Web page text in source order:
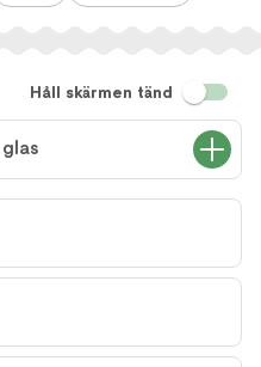
Håll skärmen tänd
glas